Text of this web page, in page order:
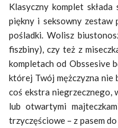
Klasyczny komplet
piękny i seksowny
pośladki. Wolisz
fiszbiny), czy też z
kompletach od Obssesive
której Twój mężczyzna nie
coś ekstra niegrzecznego,
lub otwartymi
trzyczęściowe – z pasem